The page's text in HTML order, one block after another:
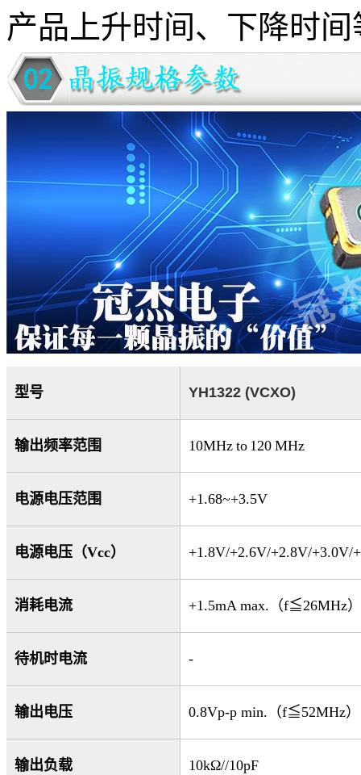
产品上升时间、下降时
型号 YH1322 (VCXO)
输出频率范围 10MHz to 120 MHz
电源电压范围 +1.68~+3.5V
电源电压（Vcc） +1.8V/+2.6V/+2.8V/+3.0V/
消耗电流 +1.5mA max. （f≦26MHz）
待机时电流 -
输出电压 0.8Vp-p min. （f≦52MHz
输出负载 10kΩ//10pF